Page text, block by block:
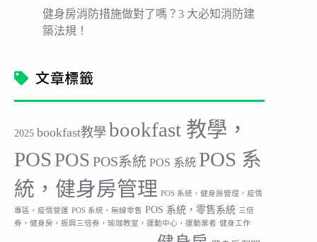
健身房消防措施做對了嗎？3 大必知消防建
築法規！
文章標籤
2025 bookfast教學 bookfast 教學，
POS POS POS系統 POS 系統 POS 系
統，健身房管理 POS 系統，健身房管理，疫情
專區，疫情營運 POS 系統，無線零售 POS 系統，零售系統 三倍
券，健身房，振興三倍券，瑜珈教室，運動中心，運動業者 健身工作